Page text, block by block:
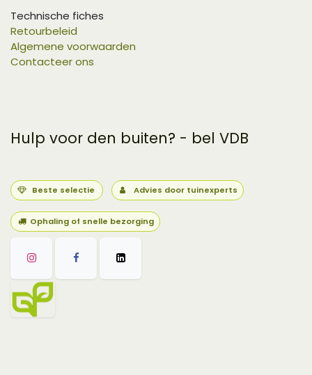
Technische fiches
Retourbeleid
Algemene voorwaarden
Contacteer ons
Hulp voor den buiten? - bel VDB
Beste selectie Advies door tuinexperts
Ophaling of snelle bezorging